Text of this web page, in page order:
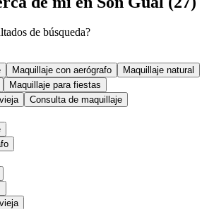
de búsqueda?
Maquillaje con aerógrafo
Maquillaje natural
Maquillaje para fiestas
Consulta de maquillaje